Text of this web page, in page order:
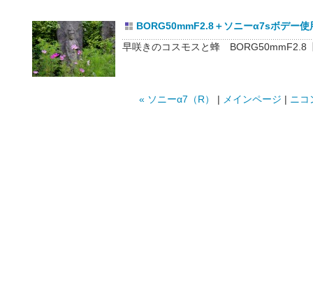
BORG50mmF2.8＋ソニーα7sボデー
早咲きのコスモスと蜂 BORG50mmF2.8
« ソニーα7（R） | メインページ | ニコ